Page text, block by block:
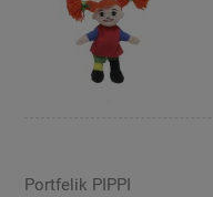
Portfelik PIPPI